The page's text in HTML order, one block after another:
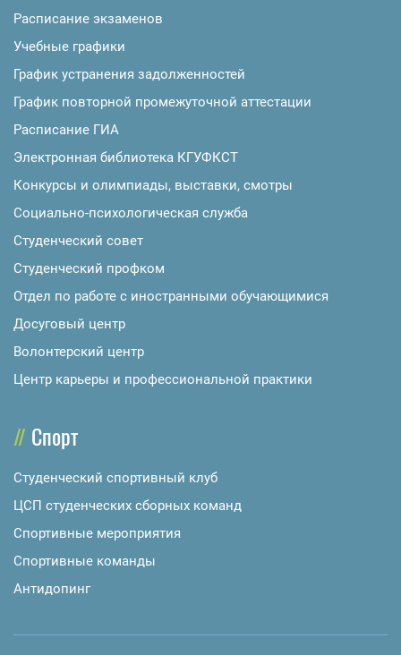
Расписание экзаменов
Учебные графики
График устранения задолженностей
График повторной промежуточной аттестации
Расписание ГИА
Электронная библиотека КГУФКСТ
Конкурсы и олимпиады, выставки, смотры
Социально-психологическая служба
Студенческий совет
Студенческий профком
Отдел по работе с иностранными обучающимися
Досуговый центр
Волонтерский центр
Центр карьеры и профессиональной практики
Спорт
Студенческий спортивный клуб
ЦСП студенческих сборных команд
Спортивные мероприятия
Спортивные команды
Антидопинг